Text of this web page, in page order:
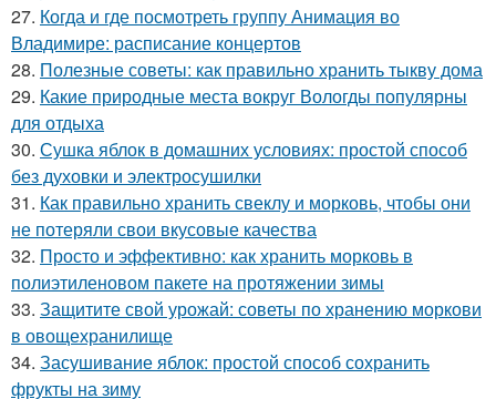
27. Когда и где посмотреть группу Анимация во
Владимире: расписание концертов
28. Полезные советы: как правильно хранить тыкву дома
29. Какие природные места вокруг Вологды популярны
для отдыха
30. Сушка яблок в домашних условиях: простой способ
без духовки и электросушилки
31. Как правильно хранить свеклу и морковь, чтобы они
не потеряли свои вкусовые качества
32. Просто и эффективно: как хранить морковь в
полиэтиленовом пакете на протяжении зимы
33. Защитите свой урожай: советы по хранению моркови
в овощехранилище
34. Засушивание яблок: простой способ сохранить
фрукты на зиму